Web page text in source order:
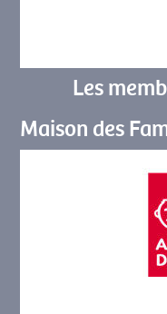
Les
Maison des